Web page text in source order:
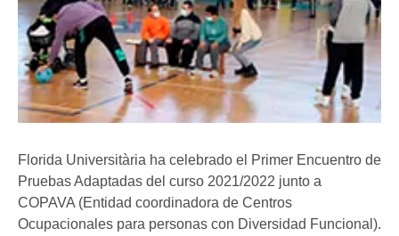
Florida Universitària ha celebrado el Primer Encuentro de
Pruebas Adaptadas del curso 2021/2022 junto a
COPAVA (Entidad coordinadora de Centros
Ocupacionales para personas con Diversidad Funcional).